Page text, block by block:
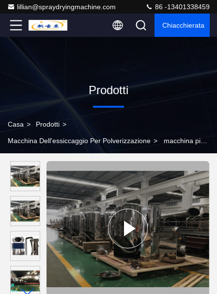
lillian@spraydryingmachine.com 86 -13401338459
Chiacchierata
Prodotti
Casa > Prodotti >
Macchina Dell'essiccaggio Per Polverizzazione > macchina più
per sangue animale